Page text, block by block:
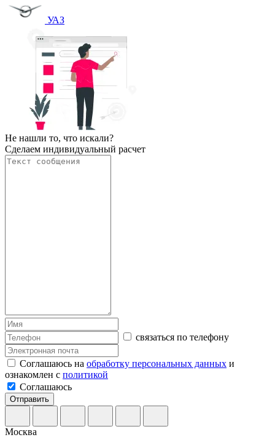
УАЗ
Не нашли то, что искали?
Сделаем индивидуальный расчет
связаться по телефону
Соглашаюсь на обработку персональных данных и
ознакомлен с политикой
Соглашаюсь
Отправить
Москва